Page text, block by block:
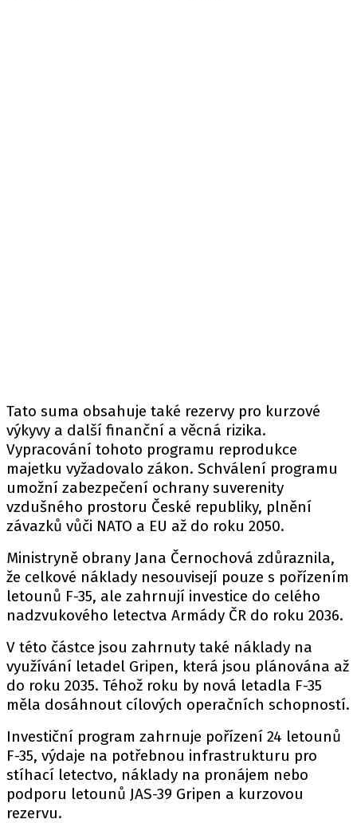
Tato suma obsahuje také rezervy pro kurzové
výkyvy a další finanční a věcná rizika.
Vypracování tohoto programu reprodukce
majetku vyžadovalo zákon. Schválení programu
umožní zabezpečení ochrany suverenity
vzdušného prostoru České republiky, plnění
závazků vůči NATO a EU až do roku 2050.
Ministryně obrany Jana Černochová zdůraznila,
že celkové náklady nesouvisejí pouze s pořízením
letounů F-35, ale zahrnují investice do celého
nadzvukového letectva Armády ČR do roku 2036.
V této částce jsou zahrnuty také náklady na
využívání letadel Gripen, která jsou plánována až
do roku 2035. Téhož roku by nová letadla F-35
měla dosáhnout cílových operačních schopností.
Investiční program zahrnuje pořízení 24 letounů
F-35, výdaje na potřebnou infrastrukturu pro
stíhací letectvo, náklady na pronájem nebo
podporu letounů JAS-39 Gripen a kurzovou
rezervu.